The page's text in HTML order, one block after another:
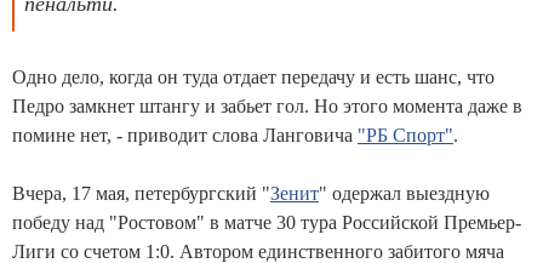
Одно дело, когда он туда отдает передачу и есть шанс, что
Педро замкнет штангу и забьет гол. Но этого момента даже в
помине нет, - приводит слова Ланговича "РБ Спорт".
Вчера, 17 мая, петербургский "Зенит" одержал выездную
победу над "Ростовом" в матче 30 тура Российской Премьер-
Лиги со счетом 1:0. Автором единственного забитого мяча